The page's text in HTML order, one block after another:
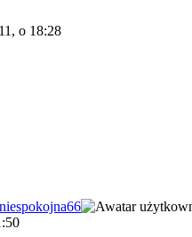
o 18:28
niespokojna66